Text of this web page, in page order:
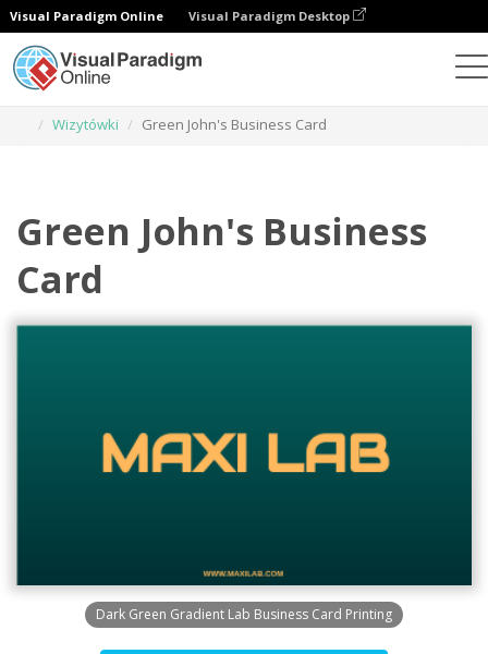
Visual Paradigm Online Visual Paradigm Desktop
Wizytówki
Green John's Business Card
Green John's Business
Card
Dark Green Gradient Lab Business Card Printing